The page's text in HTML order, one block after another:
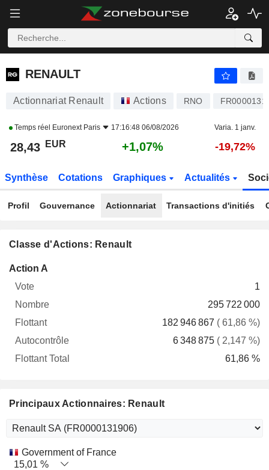
RENAULT
RENAULT
Actionnariat Renault Actions RNO
Temps réel Euronext Paris 17:16:48 06/08/2026 Varia. 1 janv.
28,43 EUR +1,07% -19,72%
Synthèse Cotations Graphiques Actualités
Profil Gouvernance Actionnariat Transactions d'initiés
Classe d'Actions: Renault
Action A
1
295 722 000
182 946 867 ( 61,86 %)
6 348 875 ( 2,147 %)
61,86 %
Principaux Actionnaires: Renault
Nom Actions % Valorisation
Government of France
15,01 %